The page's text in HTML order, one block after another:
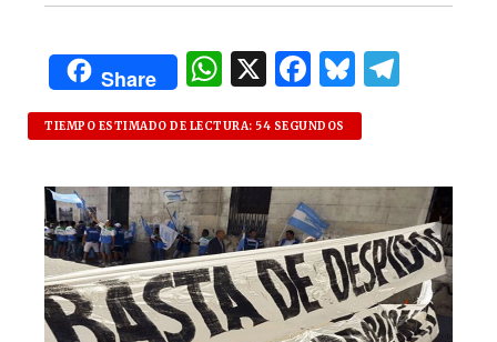
Share
W
h
at
s
A
p
p
X F
a
c
e
b
o
o
k
B
lu
es
k
y
g
ra
m
TIEMPO ESTIMADO DE LECTURA: 54 SEGUNDOS